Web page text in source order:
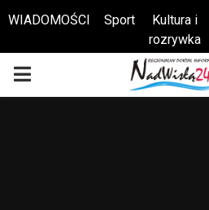
Otwórz pasek narzędzi
WIADOMOŚCI Sport
Kultura i
rozrywka
PRIMARY